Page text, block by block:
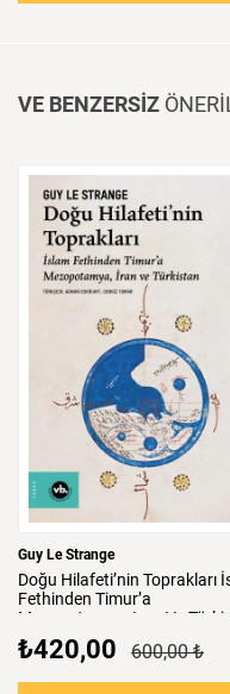
VE BENZERSİZ
Guy Le Strange
Doğu Hilafeti’nin Toprakları
Fethinden Timur’a
Mezopotamya,
Iran Ve
₺420,00 600,00 ₺